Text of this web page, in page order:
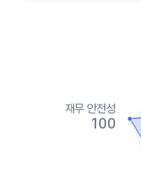
재무 안전성
100